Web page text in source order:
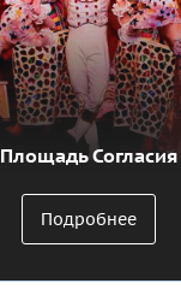
Площадь Согласия
Подробнее